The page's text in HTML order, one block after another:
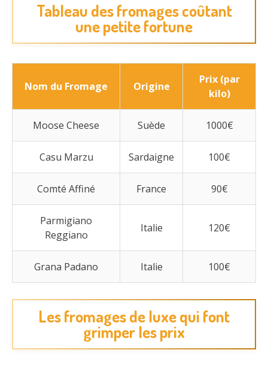
Tableau des fromages coûtant
une petite fortune
Nom du Fromage Origine
Prix (par
kilo)
Moose Cheese Suède 1000€
Casu Marzu Sardaigne 100€
Comté Affiné France 90€
Parmigiano
Reggiano
Italie 120€
Grana Padano Italie 100€
Les fromages de luxe qui font
grimper les prix